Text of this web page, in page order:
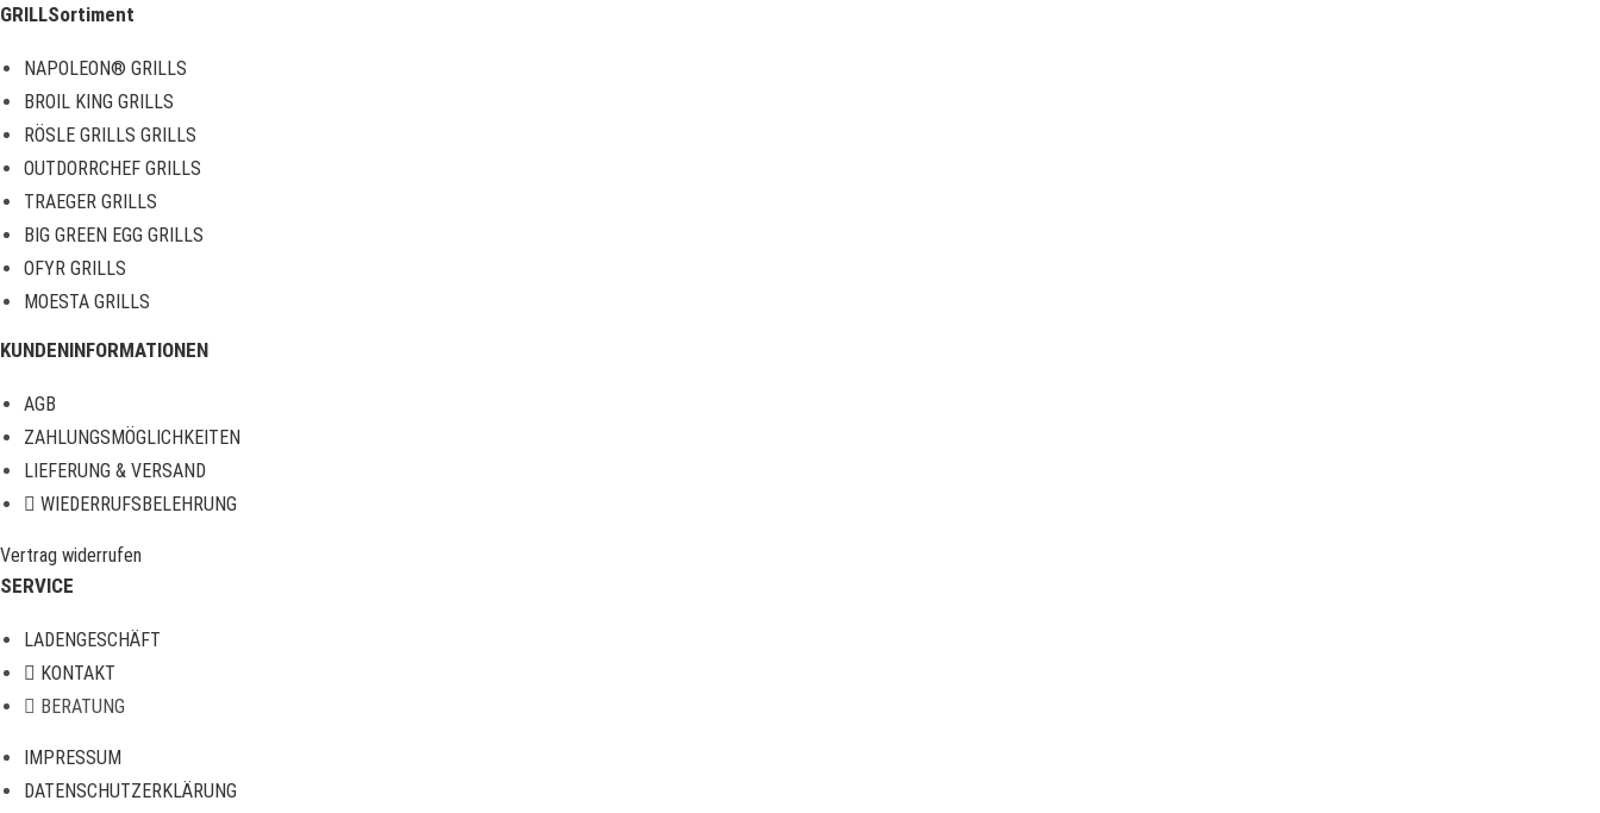
GRILLSortiment
NAPOLEON® GRILLS
BROIL KING GRILLS
RÖSLE GRILLS GRILLS
OUTDORRCHEF GRILLS
TRAEGER GRILLS
BIG GREEN EGG GRILLS
OFYR GRILLS
MOESTA GRILLS
KUNDENINFORMATIONEN
AGB
ZAHLUNGSMÖGLICHKEITEN
LIEFERUNG & VERSAND
WIEDERRUFSBELEHRUNG
Vertrag widerrufen
SERVICE
LADENGESCHÄFT
KONTAKT
BERATUNG
IMPRESSUM
DATENSCHUTZERKLÄRUNG